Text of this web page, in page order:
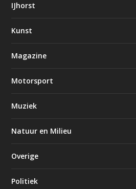
IJhorst
Kunst
Magazine
Motorsport
Muziek
Natuur en Milieu
Overige
Politiek